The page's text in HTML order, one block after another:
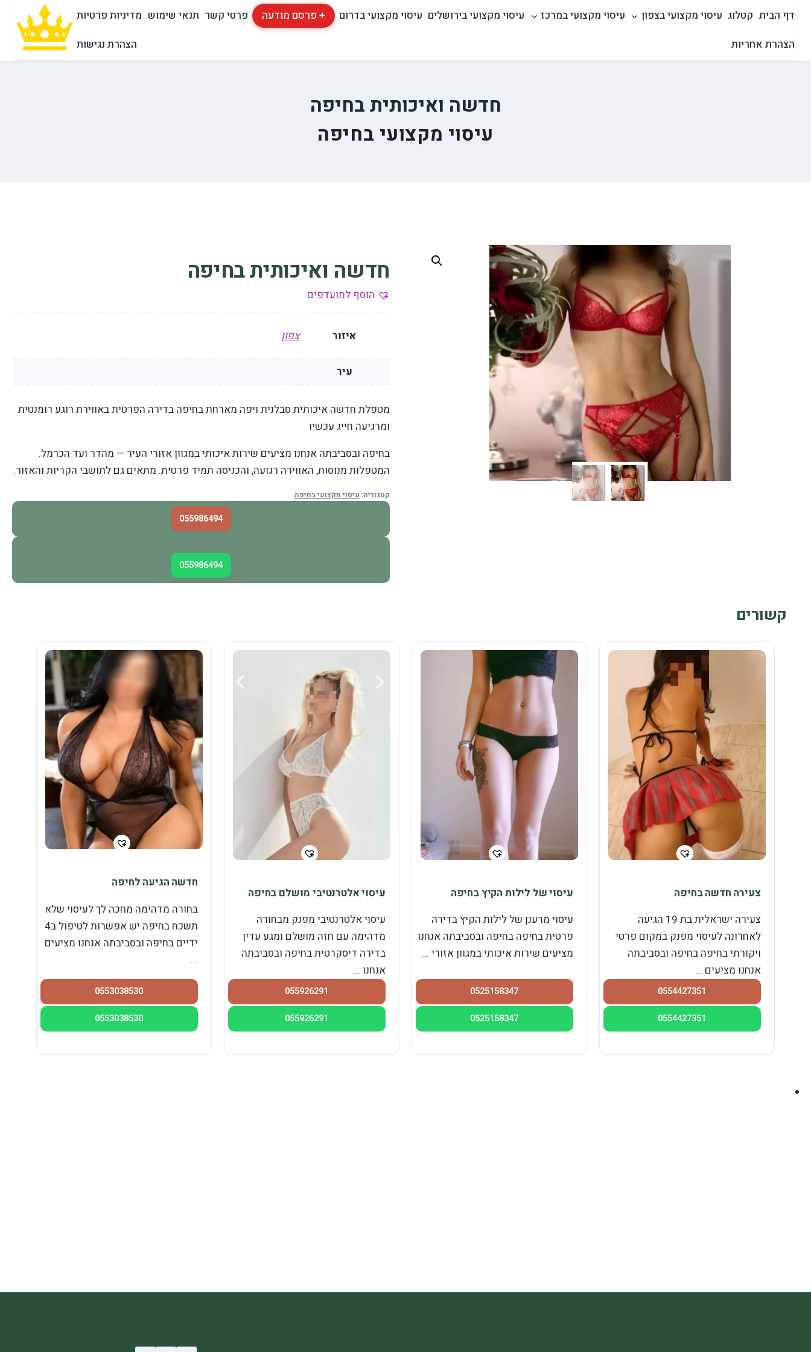
content
דף הבית קטלוג עיסוי מקצועי בצפון עיסוי מקצועי במרכז עיסוי מקצועי בירושלים עיסוי מקצועי בדרום + פרסם מודעה פרטי קשר תנאי שימוש מדיניות פרטיות
הצהרת אחריות
הצהרת נגישות
חדשה ואיכותית בחיפה
עיסוי מקצועי בחיפה
חדשה ואיכותית בחיפה
הוסף למועדפים
איזור צפון
עיר
מטפלת חדשה איכותית סבלנית ויפה מארחת בחיפה בדירה הפרטית באווירת רוגע רומנטית
ומרגיעה חייג עכשיו
בחיפה ובסביבתה אנחנו מציעים שירות איכותי במגוון אזורי העיר — מהדר ועד הכרמל.
המטפלות מנוסות, האווירה רגועה, והכניסה תמיד פרטית. מתאים גם לתושבי הקריות והאזור.
קטגוריה: עיסוי מקצועי בחיפה
055986494
055986494
קשורים
צעירה חדשה בחיפה
צעירה ישראלית בת 19 הגיעה
לאחרונה לעיסוי מפנק במקום פרטי
ויקורתי בחיפה בחיפה ובסביבתה
אנחנו מציעים ...
0554427351
0554427351
עיסוי של לילות הקיץ בחיפה
עיסוי מרענן של לילות הקיץ בדירה
פרטית בחיפה בחיפה ובסביבתה אנחנו
מציעים שירות איכותי במגוון אזורי ...
0525158347
0525158347
עיסוי אלטרנטיבי מושלם בחיפה
עיסוי אלטרנטיבי מפנק מבחורה
מדהימה עם חזה מושלם ומגע עדין
בדירה דיסקרטית בחיפה ובסביבתה
אנחנו ...
055926291
055926291
חדשה הגיעה לחיפה
בחורה מדהימה מחכה לך לעיסוי שלא
תשכח בחיפה יש אפשרות לטיפול ב4
ידיים בחיפה ובסביבתה אנחנו מציעים
...
0553038530
0553038530